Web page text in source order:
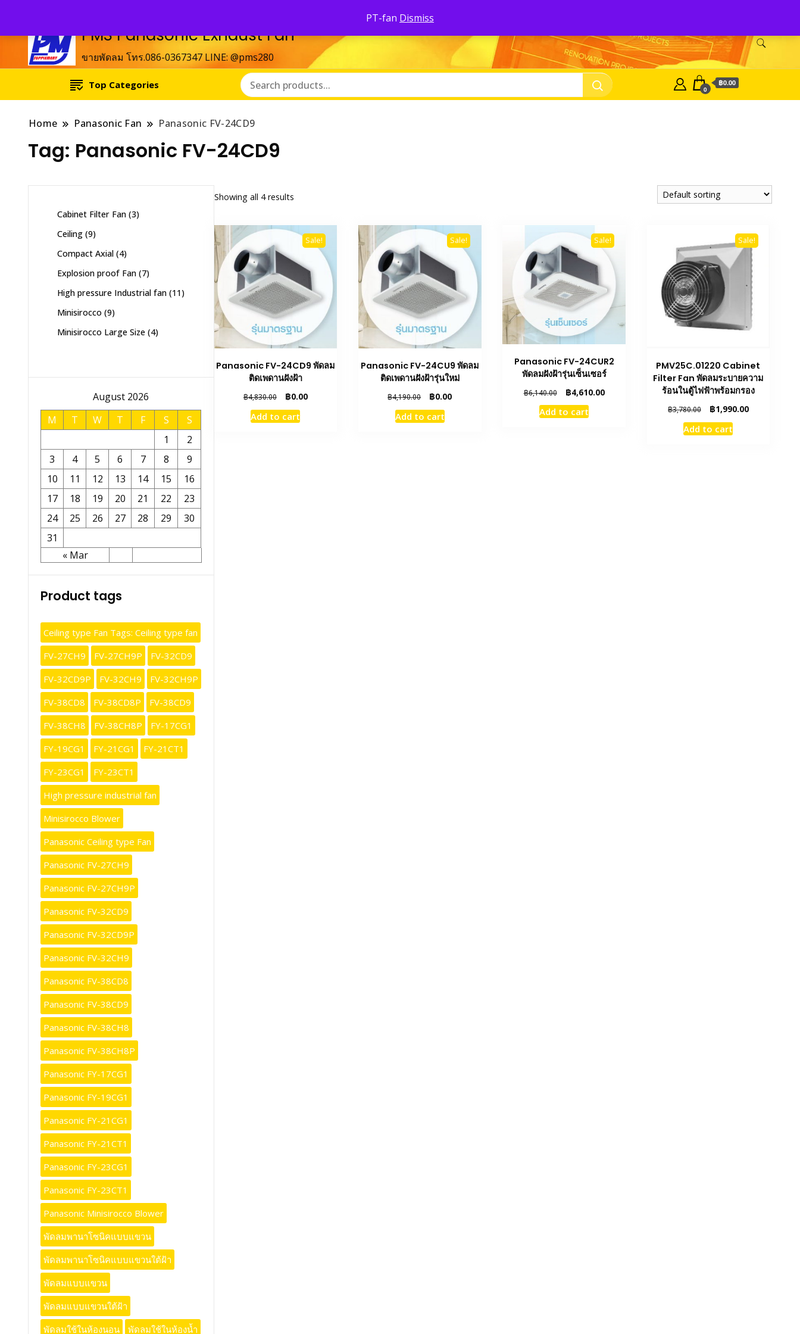
PT-fan Dismiss
PMS Panasonic Exhaust Fan
ขายพัดลม โทร.086-0367347 LINE: @pms280
Top Categories 0
฿0.00
Home Panasonic Fan Panasonic FV-24CD9
Tag: Panasonic FV-24CD9
Showing all 4 results
Sale!
Panasonic FV-24CD9 พัดลม
ติดเพดานฝังฝ้า
฿4,830.00
Original
price
was:
฿0.00Current
Add to cart
Sale!
Panasonic FV-24CU9 พัดลม
ติดเพดานฝังฝ้ารุ่นใหม่
฿4,190.00
Original
price
was:
฿0.00Current
Add to cart
Sale!
Panasonic FV-24CUR2
พัดลมฝังฝ้ารุ่นเซ็นเซอร์
฿6,140.00
Original
price
was:
฿4,610.00Current
Add to cart
Sale!
PMV25C.01220 Cabinet
Filter Fan พัดลมระบายความ
ร้อนในตู้ไฟฟ้าพร้อมกรอง
฿3,780.00
Original
price
was:
฿1,990.00Current
Add to cart
Cabinet Filter Fan 33
Ceiling 99
Compact Axial 44
Explosion proof Fan 77
High pressure Industrial fan 1111
products
Minisirocco 99
Minisirocco Large Size 44
August 2026
M
T W T F S
S
1
2
3
4 5 6 7 8
9
10
11 12 13 14 15
16
17
18 19 20 21 22
23
24
25 26 27 28 29
30
31
« Mar
Product tags
Ceiling type Fan Tags: Ceiling type fan
FV-27CH9
FV-27CH9P
FV-32CD9
FV-32CD9P
FV-32CH9
FV-32CH9P
FV-38CD8
FV-38CD8P
FV-38CD9
FV-38CH8
FV-38CH8P
FY-17CG1
FY-19CG1
FY-21CG1
FY-21CT1
FY-23CG1
FY-23CT1
High pressure industrial fan
Minisirocco Blower
Panasonic Ceiling type Fan
Panasonic FV-27CH9
Panasonic FV-27CH9P
Panasonic FV-32CD9
Panasonic FV-32CD9P
Panasonic FV-32CH9
Panasonic FV-38CD8
Panasonic FV-38CD9
Panasonic FV-38CH8
Panasonic FV-38CH8P
Panasonic FY-17CG1
Panasonic FY-19CG1
Panasonic FY-21CG1
Panasonic FY-21CT1
Panasonic FY-23CG1
Panasonic FY-23CT1
Panasonic Minisirocco Blower
พัดลมพานาโซนิคแบบแขวน
พัดลมพานาโซนิคแบบแขวนใต้ฝ้า
พัดลมแบบแขวน
พัดลมแบบแขวนใต้ฝ้า
พัดลมใช้ในห้องนอน
พัดลมใช้ในห้องน้ำ